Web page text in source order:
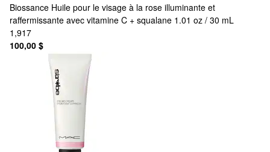
Biossance Huile pour le visage à la rose illuminante et
raffermissante avec vitamine C + squalane 1.01 oz / 30 mL
1,917
100,00 $